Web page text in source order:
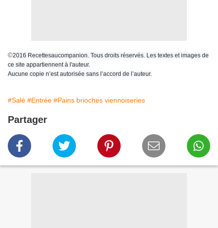
©2016 Recettesaucompanion. Tous droits réservés. Les textes et images de
ce site appartiennent à l'auteur.
Aucune copie n’est autorisée sans l’accord de l’auteur.
#Salé #Entrée #Pains brioches viennoiseries
Partager